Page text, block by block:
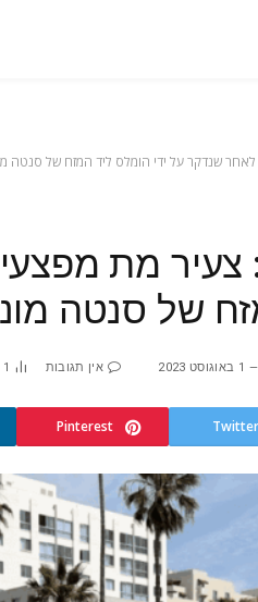
שנדקר על ידי הומלס ליד המזח של סנטה
מת
של סנטה
1 באוגוסט 2023 אין תגובות 1
Twitter
Pinterest